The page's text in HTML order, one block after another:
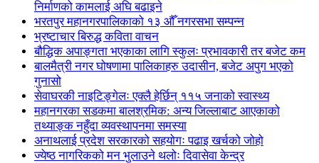
निर्माणको कामलाई अघि बढाइने
भरतपुर महानगरपालिकाको १३ औँ नगरसभा सम्पन्न
भ्रष्टाचार बिरुद्ध कविता वाचन
बौद्धिक अपाङ्गता भएकाका लागि स्कुलः प्रभावकारी तर बजेट कम
बालमैत्री नगर घोषणामा पालिकाहरु उदासीन, बजेट अपुग भएको
गुनासो
सेवाघरकी नाइटिङ्गेलः एक्लै हेर्छिन् ११५ जनाको स्वास्थ्य
महानगरका सडकमा बालश्रमिक: अन्य जिल्लाबाट आएकाको
तथ्याङ्क नहुँदा व्यवस्थापनमा समस्या
अनाथलाई प्रदेश सरकारको सहयोगः पढाइ खर्चको जोहो
ज्येष्ठ नागरिकको मन भुलाउने थलोः दिवासेवा केन्द्र